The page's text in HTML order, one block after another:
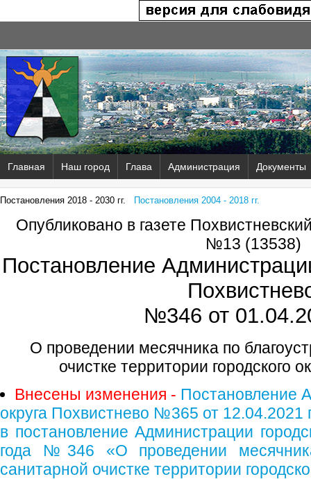
Главная Наш город Глава Администрация Документы
Постановления 2018 - 2030 гг. Постановления 2004 - 2018 гг.
Опубликовано в газете
№13 (13538)
Постановление
№346 от
О проведении месячника по
очистке территории городского
Внесены изменения - Постановление
округа Похвистнево №365 от 12.04.2021
в постановление Администрации
года №346 «О проведении
санитарной очистке территории